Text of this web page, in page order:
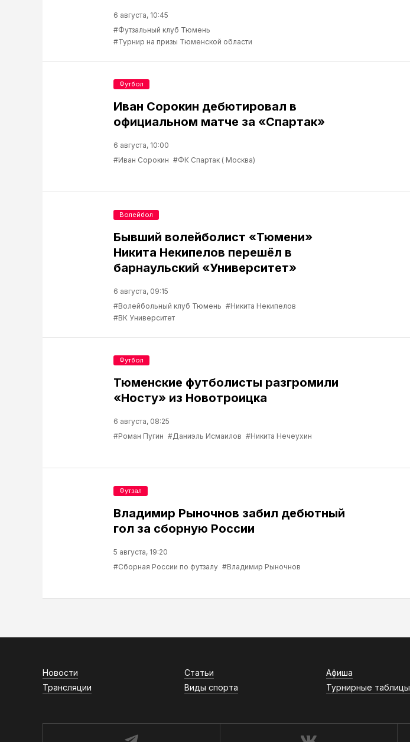
6 августа, 10:45
#Футзальный клуб Тюмень
#Турнир на призы Тюменской области
Иван Сорокин дебютировал в
официальном матче за «Спартак»
6 августа, 10:00
#Иван Сорокин #ФК Спартак ( Москва)
Футбол
Бывший волейболист «Тюмени»
Никита Некипелов перешёл в
барнаульский «Университет»
6 августа, 09:15
#Волейбольный клуб Тюмень #Никита Некипелов
#ВК Университет
Волейбол
Тюменские футболисты разгромили
«Носту» из Новотроицка
6 августа, 08:25
#Роман Пугин #Даниэль Исмаилов #Никита Нечеухин
Футбол
Владимир Рыночнов забил дебютный
гол за сборную России
5 августа, 19:20
#Сборная России по футзалу #Владимир Рыночнов
Футзал
Новости Статьи Афиша
Трансляции
Виды спорта Турнирные таблицы